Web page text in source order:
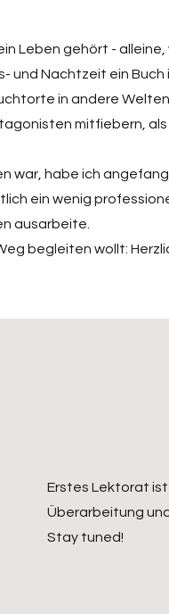
Leben gehört -
und Nachtzeit ein Buch
in andere
mitfiebern, als
war, habe ich
ein wenig
ausarbeite.
begleiten wollt:
Erstes Lektorat
Überarbeitung
Stay tuned!